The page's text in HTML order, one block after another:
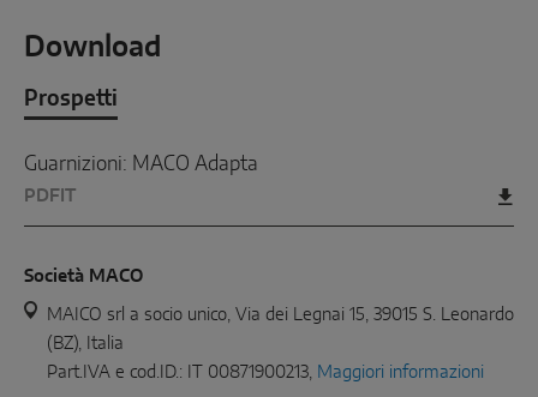
Download
Prospetti
Guarnizioni: MACO Adapta
PDF IT
Società MACO
MAICO srl a socio unico, Via dei Legnai 15, 39015 S. Leonardo
(BZ), Italia
Part.IVA e cod.ID.: IT 00871900213, Maggiori informazioni